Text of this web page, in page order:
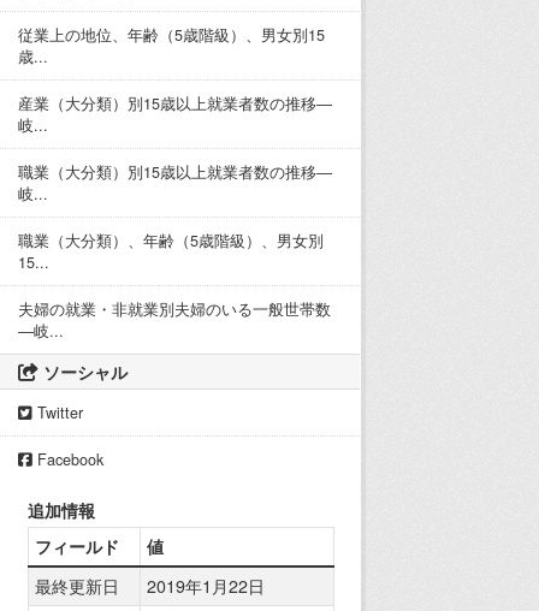
従業上の地位、年齢（5歳階級）、男女別15
歳...
産業（大分類）別15歳以上就業者数の推移―
岐...
職業（大分類）別15歳以上就業者数の推移―
岐...
職業（大分類）、年齢（5歳階級）、男女別
15...
夫婦の就業・非就業別夫婦のいる一般世帯数
―岐...
ソーシャル
Twitter
Facebook
追加情報
フィールド
値
最終更新日
2019年1月22日